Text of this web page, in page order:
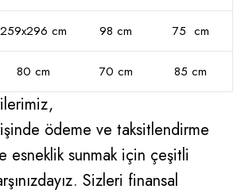
259x296 cm 98 cm 75 cm
80 cm 70 cm 85 cm
ödeme ve taksitlendirme
esneklik sunmak için çeşitli
Sizleri finansal